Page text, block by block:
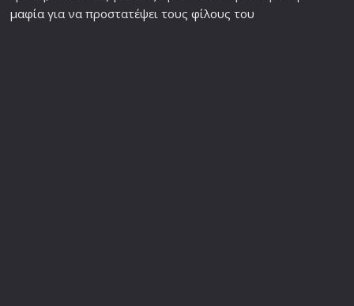
μαφίαγια να προστατέψει τους φίλους του